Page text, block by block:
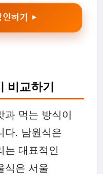
하기 ▶
비교하기
먹는 방식이
다. 남원식은
는 대표적인
식은 서울